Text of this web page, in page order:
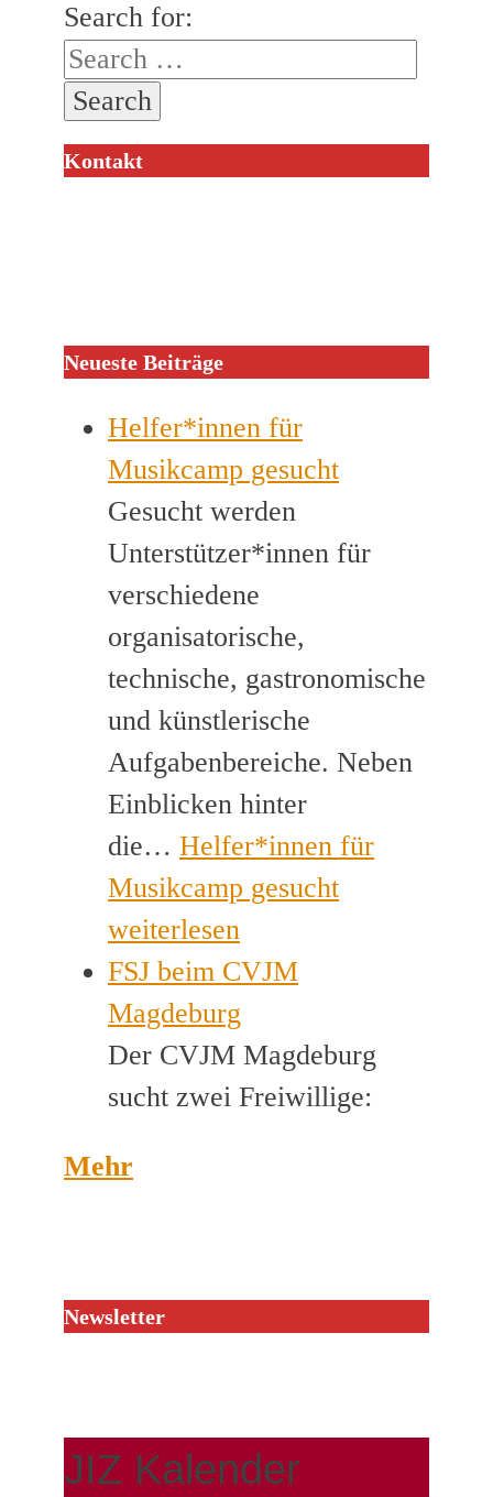
Search for:
Kontakt
Neueste Beiträge
Helfer*innen für
Musikcamp gesucht
Gesucht werden
Unterstützer*innen für
verschiedene
organisatorische,
technische, gastronomische
und künstlerische
Aufgabenbereiche. Neben
Einblicken hinter
die… Helfer*innen für
Musikcamp gesucht
weiterlesen
FSJ beim CVJM
Magdeburg
Der CVJM Magdeburg
sucht zwei Freiwillige:
Mehr
Newsletter
JIZ Kalender